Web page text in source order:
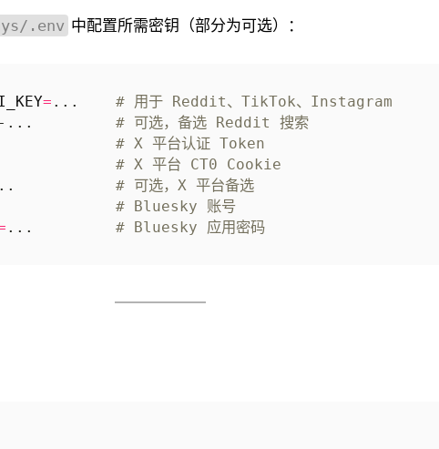
.env 中配置所需密钥（部分为可选）：
= ... # 用于 Reddit、TikTok、Instagram
... # 可选，备选 Reddit 搜索
# X 平台认证 Token
# X 平台 CT0 Cookie
... # 可选，X 平台备选
# Bluesky 账号
... # Bluesky 应用密码